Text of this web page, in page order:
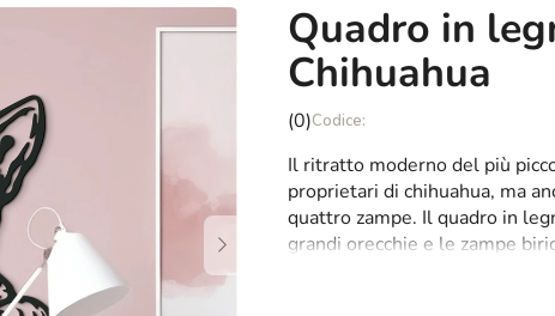
Quadro in
Chihuahua
La
media
del
prodotto
è
(0)
Il ritratto moderno del più
proprietari di chihuahua, ma
quattro zampe. Il quadro in
grandi orecchie e le zampe
amato cagnolino chihuahua